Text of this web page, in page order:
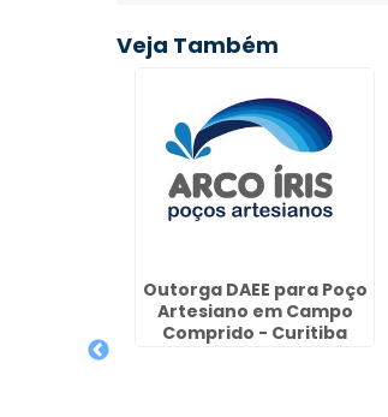
Veja Também
Outorga DAEE para Poço
Artesiano em Campo
Comprido - Curitiba